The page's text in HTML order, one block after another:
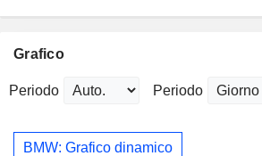
Grafico
Periodo Periodo
BMW: Grafico dinamico